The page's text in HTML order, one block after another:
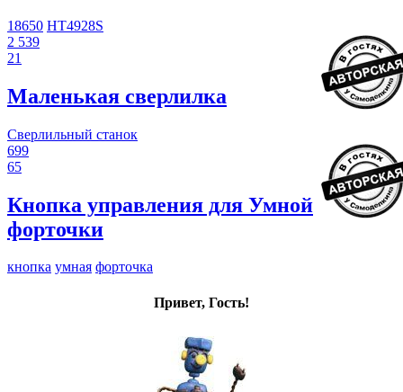
18650 HT4928S
2 539
21
Маленькая сверлилка
Сверлильный станок
699
65
Кнопка управления для Умной
форточки
кнопка умная форточка
Привет, Гость!